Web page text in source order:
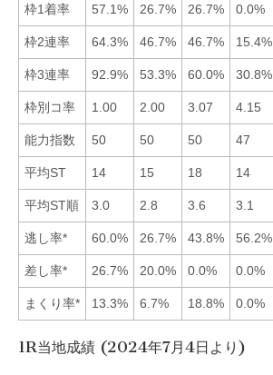
枠1着率 57.1% 26.7% 26.7% 0.0%
枠2連率 64.3% 46.7% 46.7% 15.4%
枠3連率 92.9% 53.3% 60.0% 30.8%
枠別コ率 1.00 2.00 3.07 4.15
能力指数 50 50 50 47
平均ST 14 15 18 14
平均ST順 3.0 2.8 3.6 3.1
逃し率* 60.0% 26.7% 43.8% 56.2%
差し率* 26.7% 20.0% 0.0% 0.0%
まくり率* 13.3% 6.7% 18.8% 0.0%
1R当地成績 (2024年7月4日より)